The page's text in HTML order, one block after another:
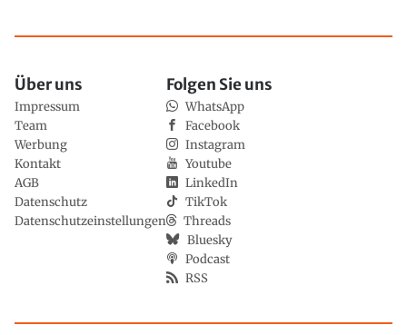
Über uns
Impressum
Team
Werbung
Kontakt
AGB
Datenschutz
Datenschutzeinstellungen
Folgen Sie uns
WhatsApp
Facebook
Instagram
Youtube
LinkedIn
TikTok
Threads
Bluesky
Podcast
RSS